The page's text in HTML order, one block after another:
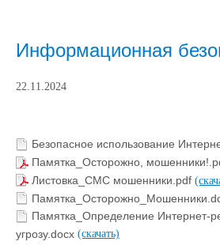
Информационная
22.11.2024
Безопасное использование
Памятка_Осторожно,
Листовка_СМС мошенники.pdf
Памятка_Определение Интернет-
угрозу.docx (скачать)